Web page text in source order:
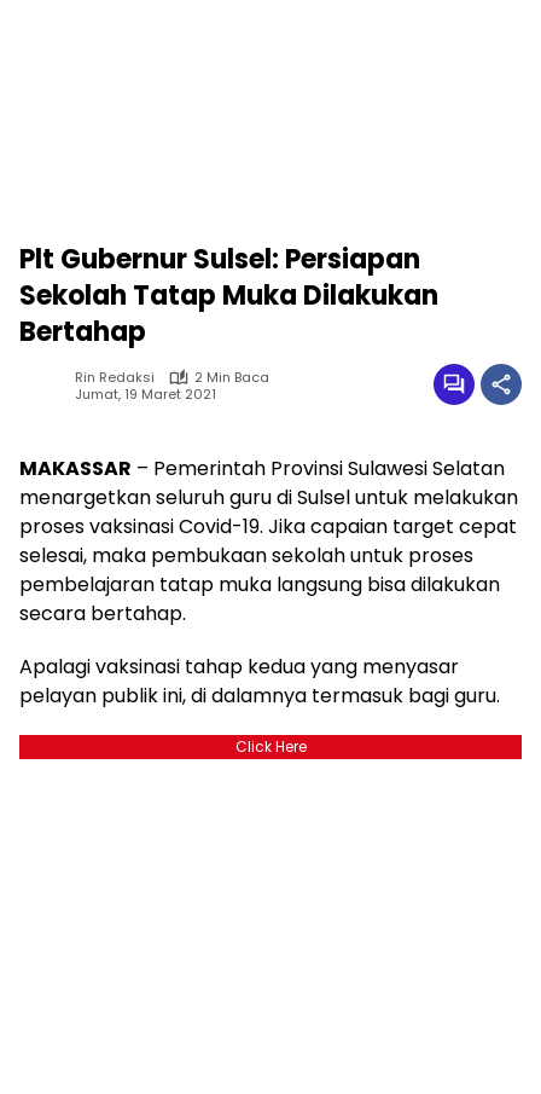
Plt Gubernur Sulsel: Persiapan
Sekolah Tatap Muka Dilakukan
Bertahap
Rin Redaksi
2 Min Baca
Jumat, 19 Maret 2021
MAKASSAR – Pemerintah Provinsi Sulawesi Selatan
menargetkan seluruh guru di Sulsel untuk melakukan
proses vaksinasi Covid-19. Jika capaian target cepat
selesai, maka pembukaan sekolah untuk proses
pembelajaran tatap muka langsung bisa dilakukan
secara bertahap.
Apalagi vaksinasi tahap kedua yang menyasar
pelayan publik ini, di dalamnya termasuk bagi guru.
Click Here